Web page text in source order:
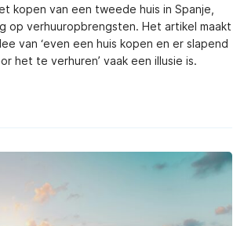
kopen van een tweede huis in Spanje,
op verhuuropbrengsten. Het artikel maakt
van ‘even een huis kopen en er slapend
het te verhuren’ vaak een illusie is.